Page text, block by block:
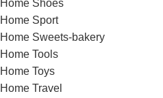
Home Shoes
Home Sport
Home Sweets-bakery
Home Tools
Home Toys
Home Travel